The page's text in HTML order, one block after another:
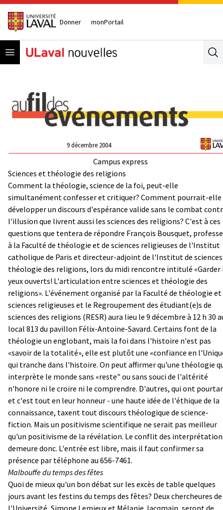
Donner monPortail
Open menu
9 décembre 2004
Campus express
Sciences et théologie des religions
Comment la théologie, science de la foi, peut-elle
simultanément confesser et critiquer? Comment pourrait-elle
développer un discours d'espérance valide sans le combat
l'illusion que livrent aussi les sciences des religions? C'est à ces
questions que tentera de répondre François Bousquet,
à la Faculté de théologie et de sciences religieuses de l'Institut
catholique de Paris et directeur-adjoint de l'Institut de
théologie des religions, lors du midi rencontre intitulé «Garder
yeux ouverts! L'articulation entre sciences et théologie des
religions». L'événement organisé par la Faculté de théologie et
sciences religieuses et le Regroupement des étudiant(e)s de
sciences des religions (RESR) aura lieu le 9 décembre à 12 h 30
local 813 du pavillon Félix-Antoine-Savard. Certains font de la
théologie un englobant, mais la foi dans l'histoire n'est pas
«savoir de la totalité», elle est plutôt une «confiance en
qui tranche dans l'histoire. On peut affirmer qu'une théologie
interprète le monde sans «reste" ou sans souci de l'altérité
n'honore ni le croire ni le comprendre. D'autres, qui ont
et c'est tout en leur honneur - une haute idée de l'éthique de la
connaissance, taxent tout discours théologique de science-
fiction. Mais un positivisme scientifique ne serait pas meilleur
qu'un positivisme de la révélation. Le conflit des
demeure donc. L'entrée est libre, mais il faut confirmer sa
présence par téléphone au 656-7461.
Malbouffe du temps des fêtes
Quoi de mieux qu'un bon débat sur les excès de table quelques
jours avant les festins du temps des fêtes? Deux chercheures de
l'Université, Simone Lemieux et Mélanie Jacqmain, seront de